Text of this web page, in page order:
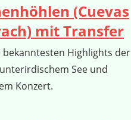
(Cuevas
mit Transfer
bekanntesten Highlights der
See und
Konzert.